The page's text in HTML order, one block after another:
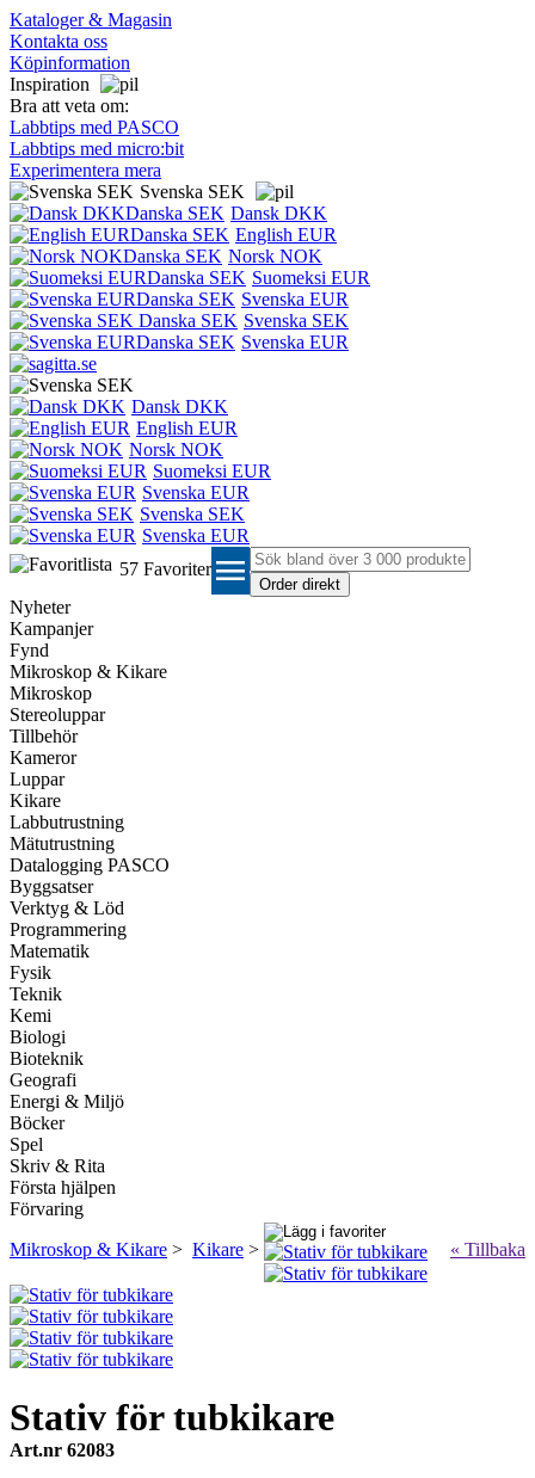
Kataloger & Magasin
Kontakta oss
Köpinformation
Inspiration
Bra att veta om:
Labbtips med PASCO
Labbtips med micro:bit
Experimentera mera
Svenska SEK
Dansk DKK
English EUR
Norsk NOK
Suomeksi EUR
Svenska EUR
Svenska SEK
Svenska EUR
Dansk DKK
English EUR
Norsk NOK
Suomeksi EUR
Svenska EUR
Svenska SEK
Svenska EUR
57 Favoriter menu
Nyheter
Kampanjer
Fynd
Mikroskop & Kikare
Mikroskop
Stereoluppar
Tillbehör
Kameror
Luppar
Kikare
Labbutrustning
Mätutrustning
Datalogging PASCO
Byggsatser
Verktyg & Löd
Programmering
Matematik
Fysik
Teknik
Kemi
Biologi
Bioteknik
Geografi
Energi & Miljö
Böcker
Spel
Skriv & Rita
Första hjälpen
Förvaring
Mikroskop & Kikare > Kikare > « Tillbaka
Stativ för tubkikare
Art.nr 62083